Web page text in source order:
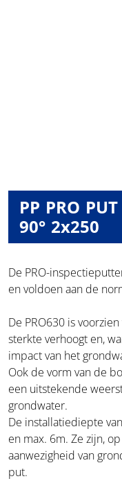
PP PRO
90° 2x250
De PRO-
en voldoen aan de
De PRO630 is
sterkte verhoogt en,
impact van het
Ook de vorm van de
een uitstekende
grondwater.
De installatiediepte
en max. 6m. Ze zijn,
aanwezigheid van
put.